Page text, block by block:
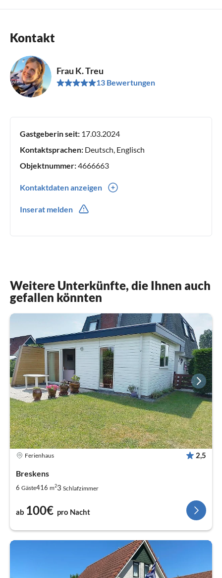
Kontakt
Frau K. Treu
13 Bewertungen
Gastgeberin seit: 17.03.2024
Kontaktsprachen: Deutsch, Englisch
Objektnummer:4666663
Kontaktdaten anzeigen
Inserat melden
Weitere Unterkünfte, die Ihnen auch
gefallen könnten
Ferienhaus 2,5
Breskens
6 Gäste416 m23 Schlafzimmer
ab 100€ pro Nacht